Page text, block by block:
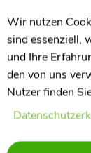
3
Ich bin der
vielseitiges
ersten
meinen
sorge ich für
nicht nur als
Wir nutzen
sind essenziell,
und Ihre
den von uns
Nutzer finden